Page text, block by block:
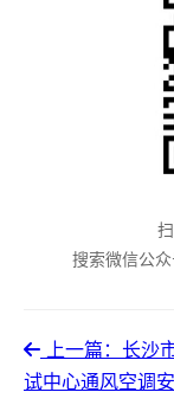
搜索微信公
上一篇：长沙
试中心通风空调